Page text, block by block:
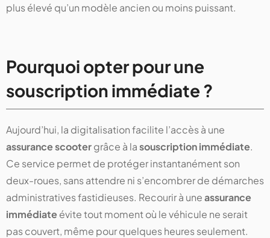
plus élevé qu’un modèle ancien ou moins puissant.
Pourquoi opter pour une
souscription immédiate ?
Aujourd’hui, la digitalisation facilite l’accès à une
assurance scootergrâce à lasouscription immédiate.
Ce service permet de protéger instantanément son
deux-roues, sans attendre ni s’encombrer de démarches
administratives fastidieuses. Recourir à uneassurance
immédiateévite tout moment où le véhicule ne serait
pas couvert, même pour quelques heures seulement.